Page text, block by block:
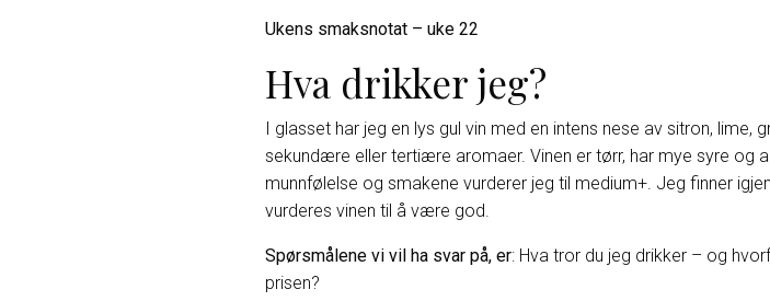
Ukens smaksnotat – uke 22
Hva drikker jeg?
I glasset har jeg en lys gul vin med en intens nese av sitron, lime,
sekundære eller tertiære aromaer. Vinen er tørr, har mye syre og
munnfølelse og smakene vurderer jeg til medium+. Jeg finner
vurderes vinen til å være god.
Spørsmålene vi vil ha svar på, er: Hva tror du jeg drikker – og
prisen?